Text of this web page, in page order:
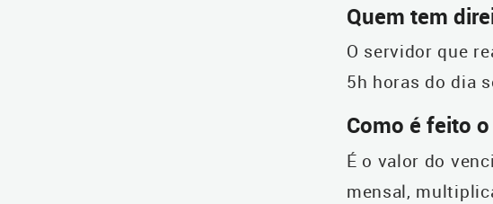
Quem tem
O servidor que
5h horas do dia
Como é feito
É o valor do
mensal,